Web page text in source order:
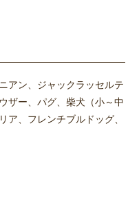
アン、ジャックラッセルテ
ザー、パグ、柴犬（小～中
ア、フレンチブルドッグ、